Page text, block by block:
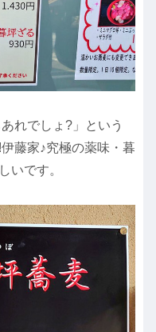
れでしょ?」という
藤家♪究極の薬味・暮
いです。